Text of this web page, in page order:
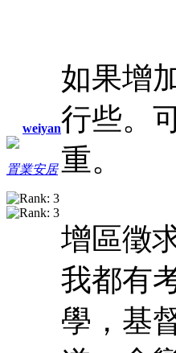
weiyan
置業安居
如果增
行些。
重。
增區徵
我都有
學，基